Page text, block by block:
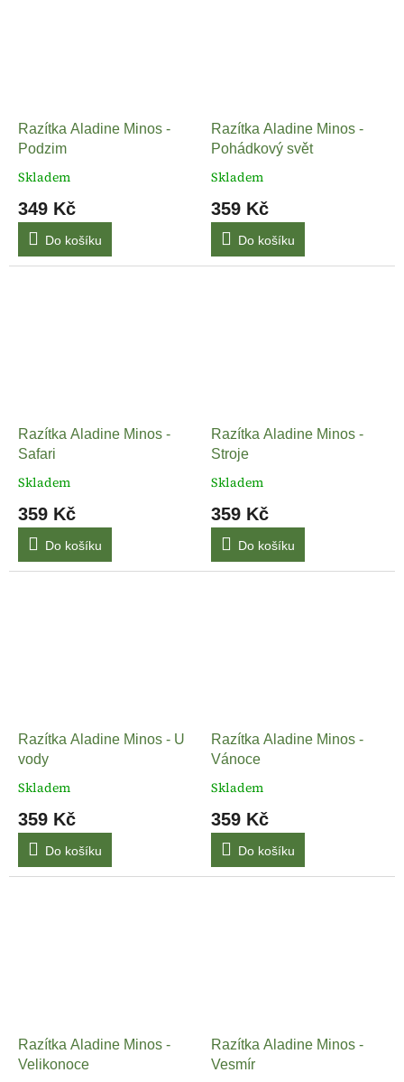
Razítka Aladine Minos -
Podzim
Skladem
349 Kč
Do košíku
Razítka Aladine Minos -
Pohádkový svět
Skladem
359 Kč
Do košíku
Razítka Aladine Minos -
Safari
Skladem
359 Kč
Do košíku
Razítka Aladine Minos -
Stroje
Skladem
359 Kč
Do košíku
Razítka Aladine Minos - U
vody
Skladem
359 Kč
Do košíku
Razítka Aladine Minos -
Vánoce
Skladem
359 Kč
Do košíku
Razítka Aladine Minos -
Velikonoce
Razítka Aladine Minos -
Vesmír